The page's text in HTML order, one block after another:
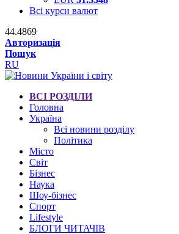
Всі курси валют
44.4869
Авторизація
Пошук
RU
ВСІ РОЗДІЛИ
Головна
Україна
Всі новини розділу
Політика
Місто
Світ
Бізнес
Наука
Шоу-бізнес
Спорт
Lifestyle
БЛОГИ ЧИТАЧІВ